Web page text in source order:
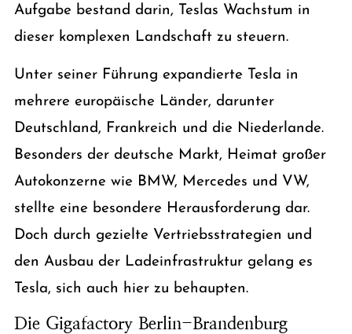
Aufgabe bestand darin, Teslas Wachstum in
dieser komplexen Landschaft zu steuern.
Unter seiner Führung expandierte Tesla in
mehrere europäische Länder, darunter
Deutschland, Frankreich und die Niederlande.
Besonders der deutsche Markt, Heimat großer
Autokonzerne wie BMW, Mercedes und VW,
stellte eine besondere Herausforderung dar.
Doch durch gezielte Vertriebsstrategien und
den Ausbau der Ladeinfrastruktur gelang es
Tesla, sich auch hier zu behaupten.
Die Gigafactory Berlin-Brandenburg